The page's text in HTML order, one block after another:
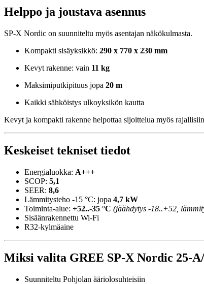
Helppo ja joustava asennus
SP-X Nordic on suunniteltu myös asentajan näkökulmasta.
Kompakti sisäyksikkö: 290 x 770 x 230 mm
Kevyt rakenne: vain 11 kg
Maksimiputkipituus jopa 20 m
Kaikki sähköistys ulkoyksikön kautta
Kevyt ja kompakti rakenne helpottaa sijoittelua myös
Keskeiset tekniset tiedot
Energialuokka: A+++
SCOP: 5,1
SEER: 8,6
Lämmitysteho -15 °C: jopa 4,7 kW
Toiminta-alue: +52..-35 °C (jäähdytys -18..+52,
Sisäänrakennettu Wi-Fi
R32-kylmäaine
Miksi valita GREE SP-X Nordic 25-
Suunniteltu Pohjolan ääriolosuhteisiin